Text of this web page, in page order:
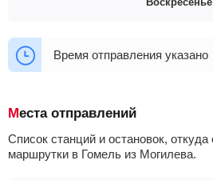
14:10
11:10
06:50
Время отправления указано
Места отправлений
Список станций и остановок, откуда отправляются
маршрутки в Гомель из Могилева.